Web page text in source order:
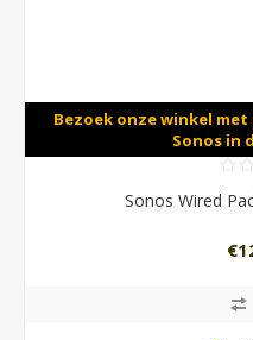
Bezoek onze winkel met
Sonos in
Sonos Wired